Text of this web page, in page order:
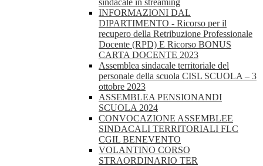
sindacale in streaming
INFORMAZIONI DAL
DIPARTIMENTO - Ricorso per il
recupero della Retribuzione Professionale
Docente (RPD) E Ricorso BONUS
CARTA DOCENTE 2023
Assemblea sindacale territoriale del
personale della scuola CISL SCUOLA – 3
ottobre 2023
ASSEMBLEA PENSIONANDI
SCUOLA 2024
CONVOCAZIONE ASSEMBLEE
SINDACALI TERRITORIALI FLC
CGIL BENEVENTO
VOLANTINO CORSO
STRAORDINARIO TER